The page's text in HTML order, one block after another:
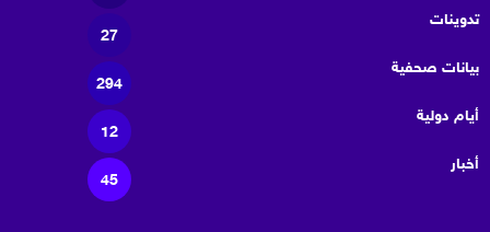
تدوينات
27
بيانات صحفية
294
أيام دولية
12
أخبار
45